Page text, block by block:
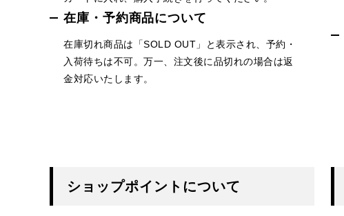
在庫・予約商品について
在庫切れ商品は「SOLD OUT」と表示され、予約・
入荷待ちは不可。万一、注文後に品切れの場合は返
金対応いたします。
ショップポイントについて